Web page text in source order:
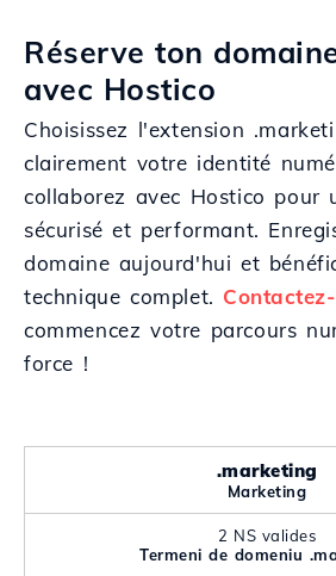
Réserve ton
avec Hostico
Choisissez l'extension
clairement votre identité
collaborez avec Hostico pour
sécurisé et performant.
domaine aujourd'hui et
technique complet.
commencez votre parcours
force !
.marketing
Marketing
2 NS valides
Termeni de domeniu